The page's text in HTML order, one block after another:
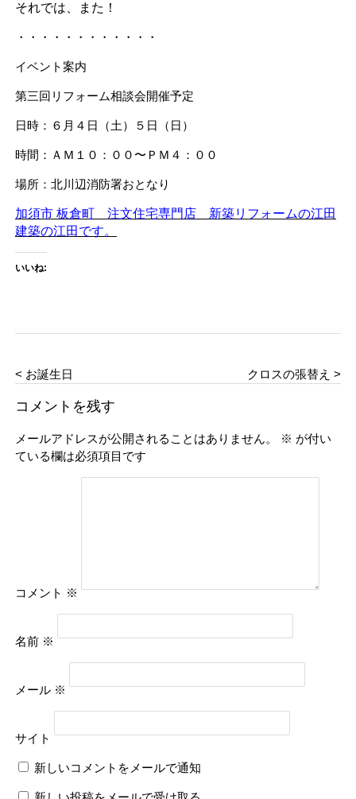
それでは、また！
・・・・・・・・・・・・
イベント案内
第三回リフォーム相談会開催予定
日時：６月４日（土）５日（日）
時間：ＡＭ１０：００〜ＰＭ４：００
場所：北川辺消防署おとなり
加須市 板倉町 注文住宅専門店 新築リフォームの江田
建築の江田です。
いいね:
< お誕生日 クロスの張替え >
コメントを残す
メールアドレスが公開されることはありません。 ※ が付い
ている欄は必須項目です
コメント ※
名前 ※
メール ※
サイト
新しいコメントをメールで通知